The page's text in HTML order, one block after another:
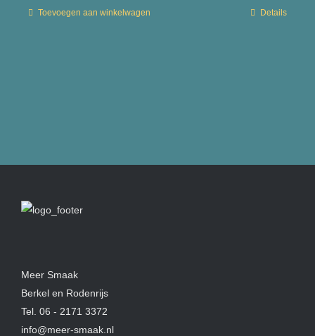
Toevoegen aan winkelwagen Details
Meer Smaak
Berkel en Rodenrijs
Tel. 06 - 2171 3372
info@meer-smaak.nl